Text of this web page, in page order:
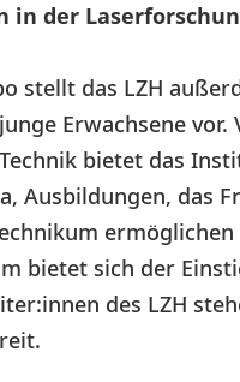
in der
stellt das LZH
Erwachsene
bietet das
Ausbildungen, das
bietet sich der
des LZH